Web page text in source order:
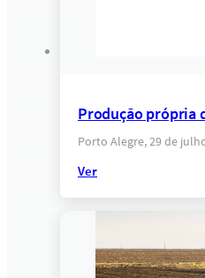
Produção própria
Porto Alegre, 29 de
Ver